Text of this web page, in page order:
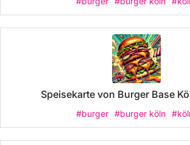
Speisekarte von Burger Base
#burger #burger köln